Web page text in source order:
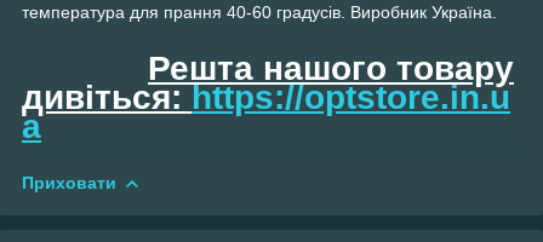
температура для прання 40-60 градусів. Виробник Україна.
Решта нашого товару
дивіться:https://optstore.in.u
a
Приховати